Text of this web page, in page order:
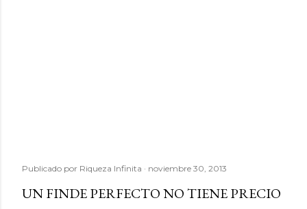
Publicado por Riqueza Infinita noviembre 30, 2013
UN FINDE PERFECTO NO TIENE PRECIO